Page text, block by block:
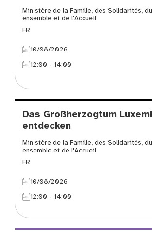
Ministère de la Famille, des Solidarités,
ensemble et de l'Accueil
FR
10/08/2026
12:00 - 14:00
Das Großherzogtum
entdecken
Ministère de la Famille, des Solidarités,
ensemble et de l'Accueil
FR
10/08/2026
12:00 - 14:00